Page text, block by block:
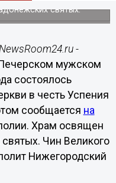
святых.
-
мужском
состоялось
в честь Успения
сообщается на
Храм освящен
Чин Великого
Нижегородский